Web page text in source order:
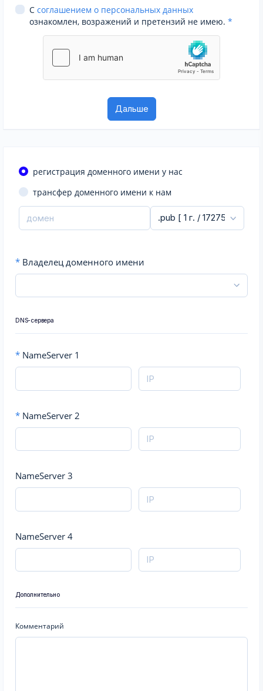
С соглашением о персональных данных
ознакомлен, возражений и претензий не имею. *
регистрация доменного имени у нас
трансфер доменного имени к нам
* Владелец доменного имени
DNS-сервера
* NameServer 1
* NameServer 2
NameServer 3
NameServer 4
Дополнительно
Комментарий